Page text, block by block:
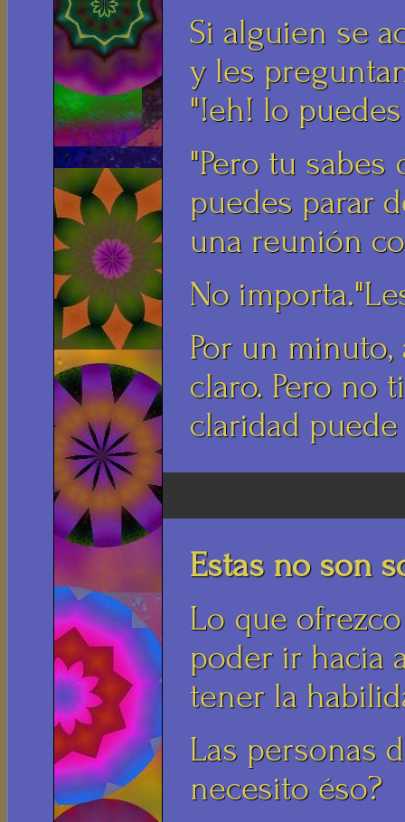
Si alguien se
y les
"!eh! lo puedes
"Pero tu
puedes parar
una reunión
No
Por un
claro. Pero no
claridad
Estas no son
Lo que
poder ir hacia
tener la
Las personas
necesito éso?